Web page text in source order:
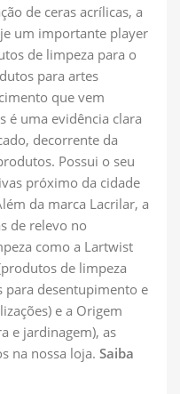
de ceras acrílicas, a
um importante player
de limpeza para o
para artes
que vem
é uma evidência clara
decorrente da
Possui o seu
próximo da cidade
da marca Lacrilar, a
de relevo no
como a Lartwist
de limpeza
para desentupimento e
e a Origem
e jardinagem), as
na nossa loja. Saiba